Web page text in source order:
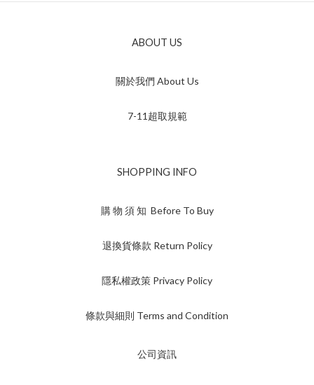
ABOUT US
關於我們 About Us
7-11超取規範
SHOPPING INFO
購 物 須 知 Before To Buy
退換貨條款 Return Policy
隱私權政策 Privacy Policy
條款與細則 Terms and Condition
公司資訊